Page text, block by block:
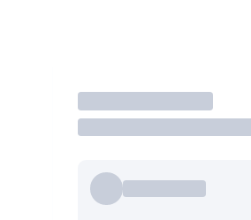
İşlem Yap